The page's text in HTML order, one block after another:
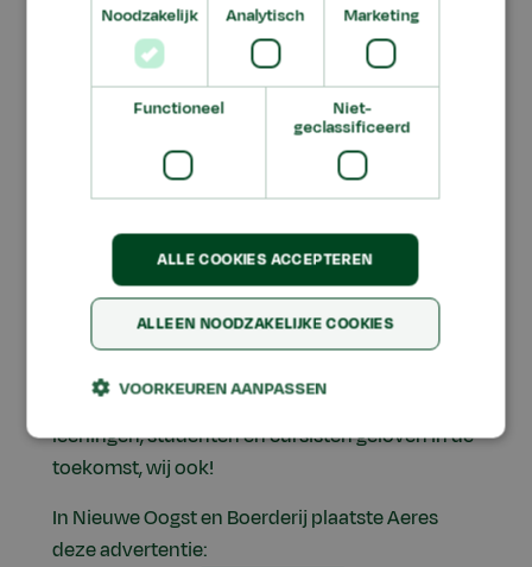
toekomstbestendige sectoren met perspectief,
hoe ze afgewogen keuzes durven maken
richting verantwoord ondernemerschap en hoe
ze voor zichzelf een sterke positie in de
maatschappij kunnen verwerven.
Die maatschappij vraagt om Groene
Veranderaars. Heel nuchter: mensen met groene
(vak)kennis die met verstand van zaken
veranderingen vormgeven en omzetten in een
gezond perspectief; voor henzelf, voor de
samenleving en voor de wereld.
Aeres leidt die Groene Veranderaars op. Onze
leerlingen, studenten en cursisten geloven in de
toekomst, wij ook!
In Nieuwe Oogst en Boerderij plaatste Aeres
deze advertentie:
Noodzakelijk Analytisch Marketing
Functioneel
Niet-
geclassificeerd
ALLE COOKIES ACCEPTEREN
ALLEEN NOODZAKELIJKE COOKIES
VOORKEUREN AANPASSEN